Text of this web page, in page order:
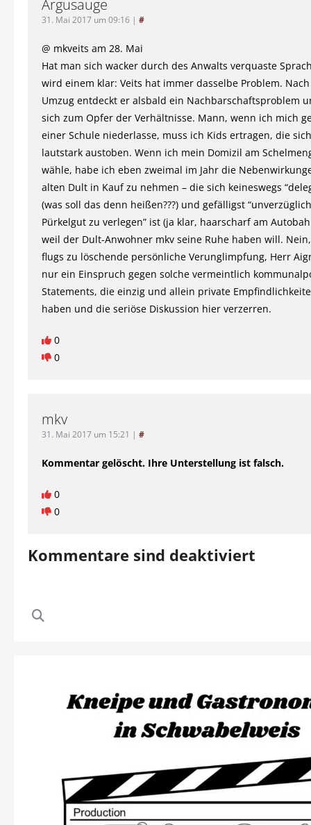
Argusauge
31. Mai 2017 um 09:16 | #
@ mkveits am 28. Mai
Hat man sich wacker durch des Anwalts verquaste
wird einem klar: Veits hat immer dasselbe Problem.
Umzug entdeckt er alsbald ein Nachbarschaftsproblem
sich zum Opfer der Verhältnisse. Mann, wenn ich mich
einer Schule niederlasse, muss ich Kids ertragen, die
lautstark austoben. Wenn ich mein Domizil am
wähle, habe ich eben zweimal im Jahr die
alten Dult in Kauf zu nehmen – die sich keineswegs
(was soll das denn heißen???) und gefälligst
Pürkelgut zu verlegen” ist (ja klar, haarscharf am
weil der Dult-Anwohner mkv seine Ruhe haben will.
flugs zu löschende persönliche Verunglimpfung, Herr
nur ein Einspruch gegen solche vermeintlich
Statements, die einzig und allein private
haben und die seriöse Diskussion hier verzerren.
0
0
mkv
31. Mai 2017 um 15:21 | #
Kommentar gelöscht. Ihre Unterstellung ist falsch.
0
0
Kommentare sind deaktiviert